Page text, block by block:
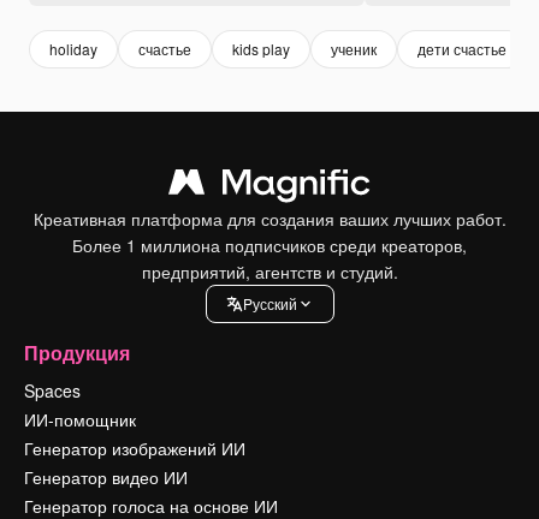
holiday счастье kids play ученик дети счастье
Креативная платформа для создания ваших лучших работ.
Более 1 миллиона подписчиков среди креаторов,
предприятий, агентств и студий.
Pусский
Продукция
Spaces
ИИ-помощник
Генератор изображений ИИ
Генератор видео ИИ
Генератор голоса на основе ИИ